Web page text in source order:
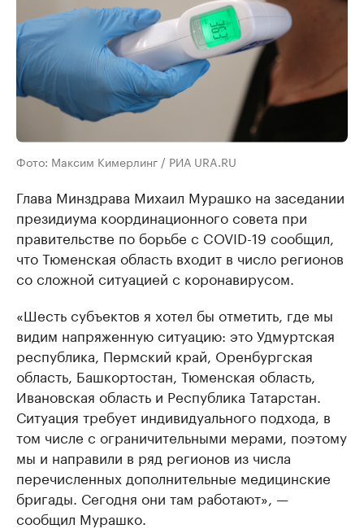
Фото: Максим Кимерлинг / РИА URA.RU
Глава Минздрава Михаил Мурашко на заседании
президиума координационного совета при
правительстве по борьбе с COVID-19 сообщил,
что Тюменская область входит в число регионов
со сложной ситуацией с коронавирусом.
«Шесть субъектов я хотел бы отметить, где мы
видим напряженную ситуацию: это Удмуртская
республика, Пермский край, Оренбургская
область, Башкортостан, Тюменская область,
Ивановская область и Республика Татарстан.
Ситуация требует индивидуального подхода, в
том числе с ограничительными мерами, поэтому
мы и направили в ряд регионов из числа
перечисленных дополнительные медицинские
бригады. Сегодня они там работают», —
сообщил Мурашко.